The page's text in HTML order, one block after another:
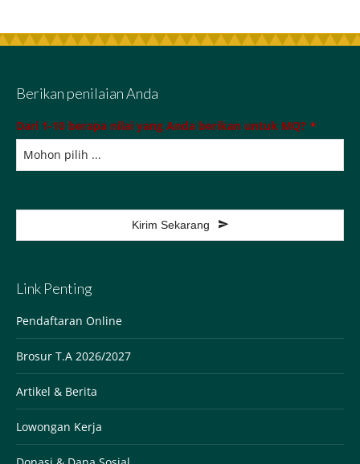
Berikan penilaian Anda
Dari 1-10 berapa nilai yang Anda berikan untuk MQ? *
Kirim Sekarang
field
be
left
blank
Link Penting
Pendaftaran Online
Brosur T.A 2026/2027
Artikel & Berita
Lowongan Kerja